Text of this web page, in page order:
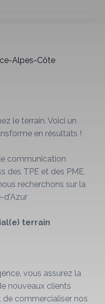
Alpes-Côte
le terrain. Voici un
en résultats !
communication
des TPE et des PME.
recherchons sur la
d'Azur
terrain
vous assurez la
nouveaux clients
commercialiser nos